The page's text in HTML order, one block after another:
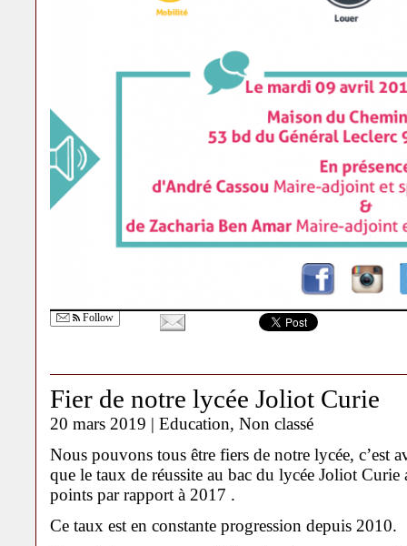
Follow
Fier de notre lycée Joliot Curie
20 mars 2019 | Education, Non classé
Nous pouvons tous être fiers de notre lycée, c’est
que le taux de réussite au bac du lycée Joliot Curie
points par rapport à 2017 .
Ce taux est en constante progression depuis 2010.